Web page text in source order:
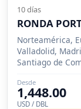
10 días
RONDA
Norteamérica,
Valladolid,
Santiago de
Desde
1,448.00
USD / DBL